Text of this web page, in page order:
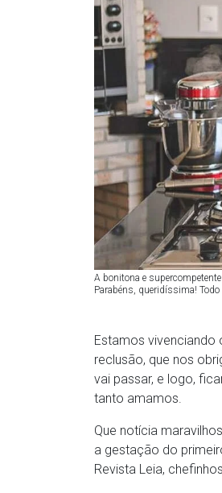
A bonitona e
Parabéns, queridíssima! Todo
Estamos vivenciando
reclusão, que nos
vai passar, e logo,
tanto amamos.
Que notícia
a gestação do
Revista Leia,